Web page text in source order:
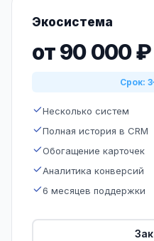
Экосистема
от 90 000 ₽
Срок:
Несколько систем
Полная история в CRM
Обогащение карточек
Аналитика конверсий
6 месяцев поддержки